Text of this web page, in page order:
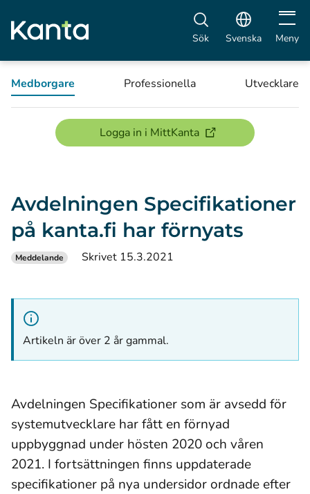
Sök Svenska Öppna
Meny
Medborgare Professionella Utvecklare
Logga in i MittKanta(öppnas i ett nytt
Avdelningen Specifikationer
på kanta.fi har förnyats
Meddelande Skrivet 15.3.2021
Artikeln är över 2 år gammal.
Avdelningen Specifikationer som är avsedd för
systemutvecklare har fått en förnyad
uppbyggnad under hösten 2020 och våren
2021. I fortsättningen finns uppdaterade
specifikationer på nya undersidor ordnade efter